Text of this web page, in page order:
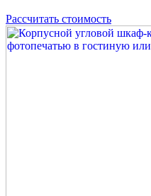
Рассчитать стоимость